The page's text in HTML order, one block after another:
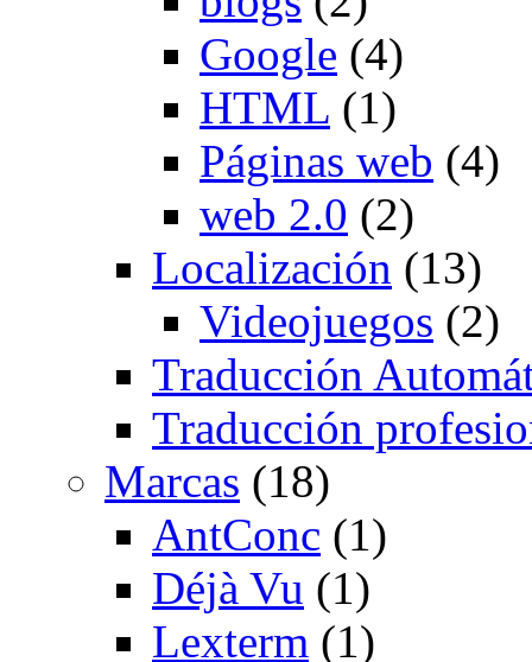
Google (4)
HTML (1)
Páginas web (4)
web 2.0 (2)
Localización (13)
Videojuegos (2)
Traducción
Traducción
Marcas (18)
AntConc (1)
Déjà Vu (1)
Lexterm (1)